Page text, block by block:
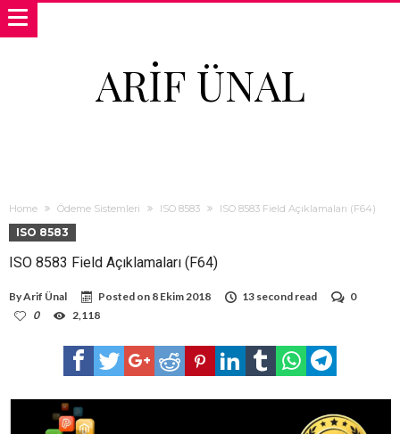
ARIF ÜNAL
Home Ödeme Sistemleri ISO 8583 ISO 8583 Field Açıklamaları (F64)
ISO 8583
ISO 8583 Field Açıklamaları (F64)
ByArif Ünal Posted on 8 Ekim 2018 13 second read
0
0
2,118